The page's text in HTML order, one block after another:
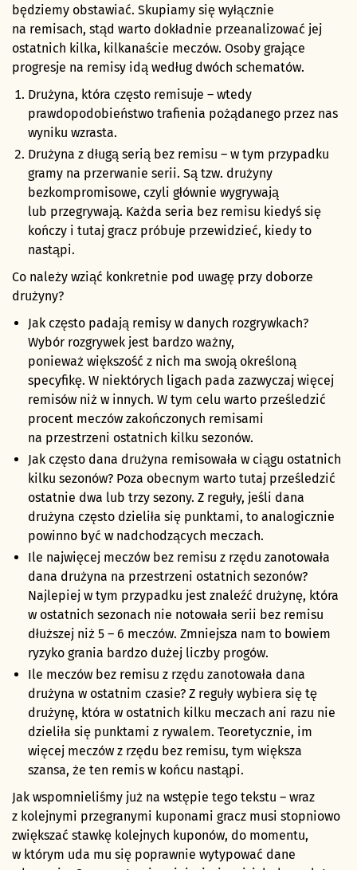
będziemy obstawiać. Skupiamy się wyłącznie
na remisach, stąd warto dokładnie przeanalizować jej
ostatnich kilka, kilkanaście meczów. Osoby grające
progresje na remisy idą według dwóch schematów.
Drużyna, która często remisuje – wtedy
prawdopodobieństwo trafienia pożądanego przez nas
wyniku wzrasta.
Drużyna z długą serią bez remisu – w tym przypadku
gramy na przerwanie serii. Są tzw. drużyny
bezkompromisowe, czyli głównie wygrywają
lub przegrywają. Każda seria bez remisu kiedyś się
kończy i tutaj gracz próbuje przewidzieć, kiedy to
nastąpi.
Co należy wziąć konkretnie pod uwagę przy doborze
drużyny?
Jak często padają remisy w danych rozgrywkach?
Wybór rozgrywek jest bardzo ważny,
ponieważ większość z nich ma swoją określoną
specyfikę. W niektórych ligach pada zazwyczaj więcej
remisów niż w innych. W tym celu warto prześledzić
procent meczów zakończonych remisami
na przestrzeni ostatnich kilku sezonów.
Jak często dana drużyna remisowała w ciągu ostatnich
kilku sezonów? Poza obecnym warto tutaj prześledzić
ostatnie dwa lub trzy sezony. Z reguły, jeśli dana
drużyna często dzieliła się punktami, to analogicznie
powinno być w nadchodzących meczach.
Ile najwięcej meczów bez remisu z rzędu zanotowała
dana drużyna na przestrzeni ostatnich sezonów?
Najlepiej w tym przypadku jest znaleźć drużynę, która
w ostatnich sezonach nie notowała serii bez remisu
dłuższej niż 5 – 6 meczów. Zmniejsza nam to bowiem
ryzyko grania bardzo dużej liczby progów.
Ile meczów bez remisu z rzędu zanotowała dana
drużyna w ostatnim czasie? Z reguły wybiera się tę
drużynę, która w ostatnich kilku meczach ani razu nie
dzieliła się punktami z rywalem. Teoretycznie, im
więcej meczów z rzędu bez remisu, tym większa
szansa, że ten remis w końcu nastąpi.
Jak wspomnieliśmy już na wstępie tego tekstu – wraz
z kolejnymi przegranymi kuponami gracz musi stopniowo
zwiększać stawkę kolejnych kuponów, do momentu,
w którym uda mu się poprawnie wytypować dane